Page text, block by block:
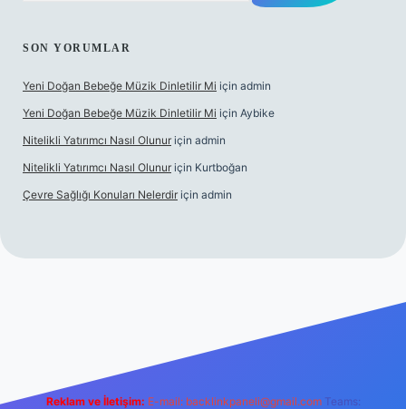
SON YORUMLAR
Yeni Doğan Bebeğe Müzik Dinletilir Mi için admin
Yeni Doğan Bebeğe Müzik Dinletilir Mi için Aybike
Nitelikli Yatırımcı Nasıl Olunur için admin
Nitelikli Yatırımcı Nasıl Olunur için Kurtboğan
Çevre Sağlığı Konuları Nelerdir için admin
Reklam ve İletişim: E-mail: backlinkpaneli@gmail.com Teams: